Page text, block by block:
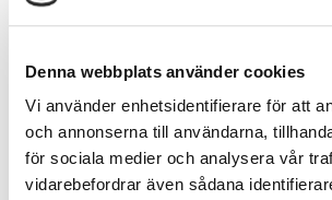
Denna webbplats använder cookies
Vi använder enhetsidentifierare för att
och annonserna till användarna,
för sociala medier och analysera vår
vidarebefordrar även sådana